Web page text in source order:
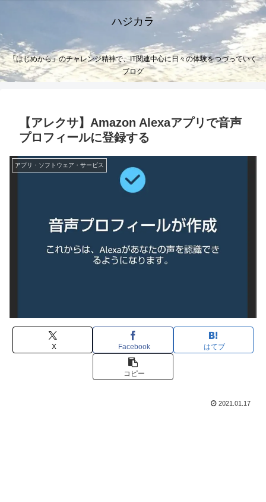
ハジカラ
「はじめから」のチャレンジ精神で、IT関連中心に日々の体験をつづっていく
ブログ
【アレクサ】Amazon Alexaアプリで音声
プロフィールに登録する
アプリ・ソフトウェア・サービス
X Facebook はてブ
コピー
2021.01.17